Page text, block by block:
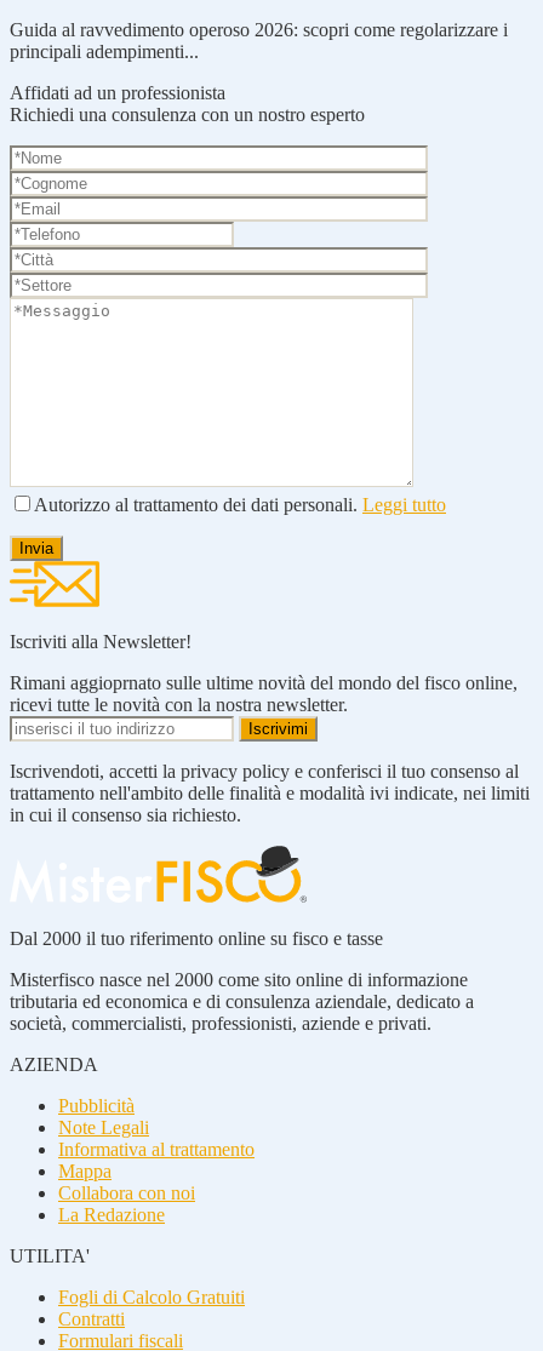
Guida al ravvedimento operoso 2026: scopri come regolarizzare i
principali adempimenti...
Affidati ad un professionista
Richiedi una consulenza con un nostro esperto
Autorizzo al trattamento dei dati personali. Leggi tutto
Iscriviti alla Newsletter!
Rimani aggioprnato sulle ultime novità del mondo del fisco online,
ricevi tutte le novità con la nostra newsletter.
Iscrivendoti, accetti la privacy policy e conferisci il tuo consenso al
trattamento nell'ambito delle finalità e modalità ivi indicate, nei limiti
in cui il consenso sia richiesto.
Dal 2000 il tuo riferimento online su fisco e tasse
Misterfisco nasce nel 2000 come sito online di informazione
tributaria ed economica e di consulenza aziendale, dedicato a
società, commercialisti, professionisti, aziende e privati.
AZIENDA
Pubblicità
Note Legali
Informativa al trattamento
Mappa
Collabora con noi
La Redazione
UTILITA'
Fogli di Calcolo Gratuiti
Contratti
Formulari fiscali